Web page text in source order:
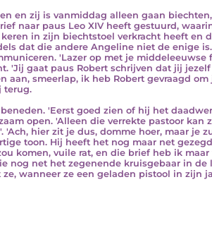
en zij is vanmiddag alleen gaan
naar paus Leo XIV heeft gestuurd,
in zijn biechtstoel verkracht heeft en
dat die andere Angeline niet de enige
'Lazer op met je middeleeuwse
'Jij gaat paus Robert schrijven dat jij
aan, smeerlap, ik heb Robert gevraagd
terug.
'Eerst goed zien of hij het
open. 'Alleen die verrekte pastoor kan
hier zit je dus, domme hoer, maar je
toon. Hij heeft het nog maar net
komen, vuile rat, en die brief heb ik maar
nog net het zegenende kruisgebaar in de
wanneer ze een geladen pistool in zijn